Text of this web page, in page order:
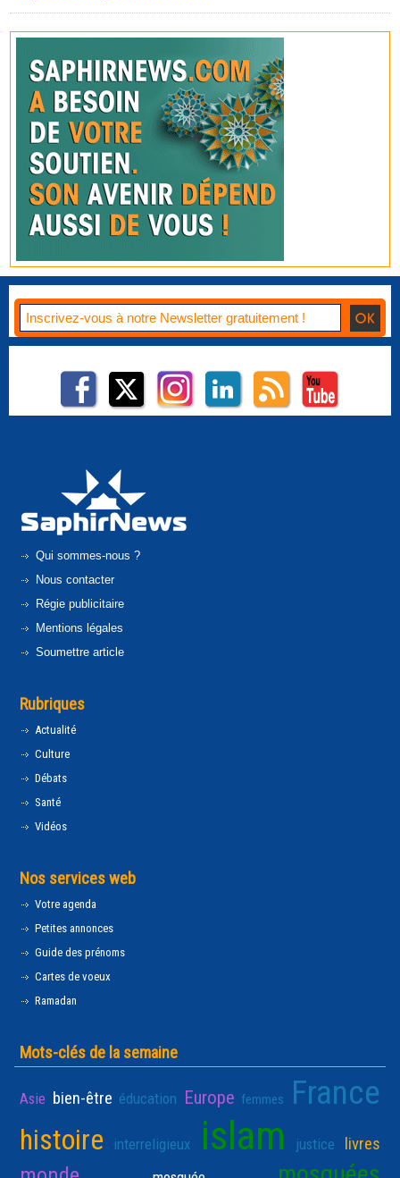
Qui sommes-nous ?
Nous contacter
Régie publicitaire
Mentions légales
Soumettre article
Rubriques
Actualité
Culture
Débats
Santé
Vidéos
Nos services web
Votre agenda
Petites annonces
Guide des prénoms
Cartes de voeux
Ramadan
Mots-clés de la semaine
Asie bien-être éducation Europe femmes France
histoire interreligieux islam justice livres